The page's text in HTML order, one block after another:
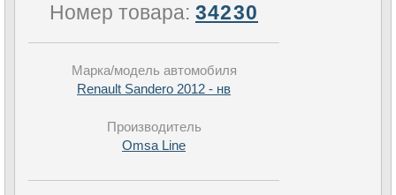
Номер товара: 34230
Марка/модель автомобиля
Renault Sandero 2012 - нв
Производитель
Omsa Line